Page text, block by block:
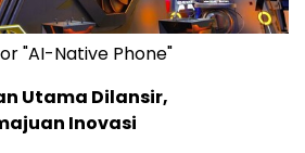
"AI-Native Phone"
Utama Dilansir,
Inovasi